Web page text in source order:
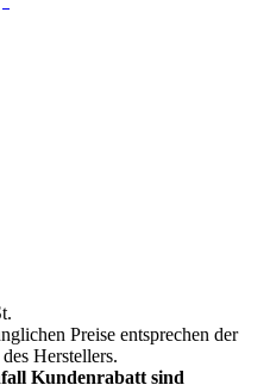
Preise entsprechen der
Herstellers.
Kundenrabatt sind